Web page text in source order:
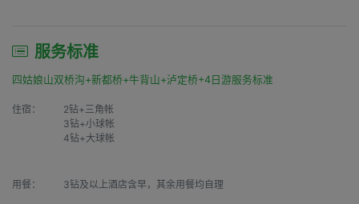
服务标准
四姑娘山双桥沟+新都桥+牛背山+泸定桥+4日游服务标准
住宿：
2钻+三角帐
3钻+小球帐
4钻+大球帐
用餐： 3钻及以上酒店含早，其余用餐均自理